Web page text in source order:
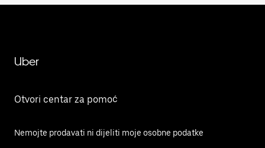
Uber
Otvori centar za pomoć
Nemojte prodavati ni dijeliti moje osobne podatke